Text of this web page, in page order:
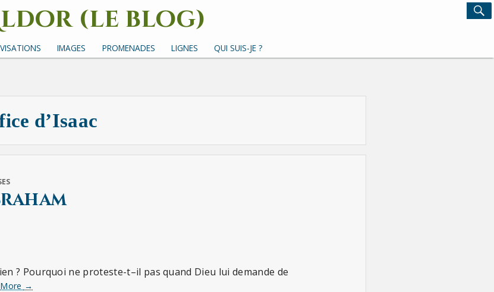
(le blog)
avec des mots, des images et des sons
IMAGES PROMENADES LIGNES QUI SUIS-JE ?
Search
for:
d’Isaac
? Pourquoi ne proteste-t–il pas quand Dieu lui demande de
More Le
→